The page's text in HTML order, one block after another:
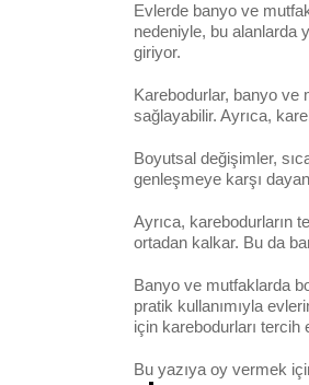
Evlerde banyo ve
nedeniyle, bu alanlarda
giriyor.
Karebodurlar, banyo ve
sağlayabilir. Ayrıca,
Boyutsal değişimler,
genleşmeye karşı
Ayrıca, karebodurların
ortadan kalkar. Bu da
Banyo ve mutfaklarda
pratik kullanımıyla
için karebodurları tercih
Bu yazıya oy vermek